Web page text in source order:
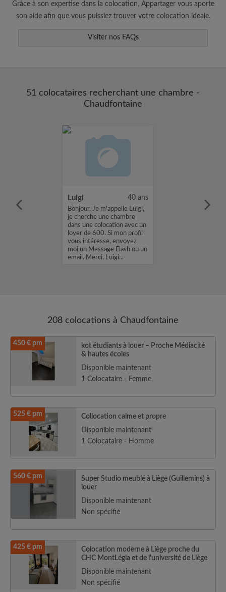
Sauvegardez vos recherches
Recevez des alertes pour toute nouvelle
Grâce à son expertise dans la colocation, Appartager vous aporte
son aide afin que vous puissiez trouver votre colocation ideale.
Visiter nos FAQs
51 colocataires recherchant une chambre -
Chaudfontaine
le cocon
Luigi 40 ans
Bonjour, Je m'appelle Luigi,
je cherche une chambre
dans une colocation avec un
loyer de 600. Si mon profil
vous intéresse, envoyez
moi un Message Flash ou un
email. Merci, Luigi...
208 colocations à Chaudfontaine
450 € pm
kot étudiants à louer – Proche Médiacité
& hautes écoles
Disponible maintenant
1 Colocataire - Femme
525 € pm
Collocation calme et propre
Disponible maintenant
1 Colocataire - Homme
560 € pm
Super Studio meublé à Liège (Guillemins) à
louer
Disponible maintenant
Non spécifié
425 € pm
Colocation moderne à Liège proche du
CHC MontLégia et de l'université de Liège
Disponible maintenant
Non spécifié